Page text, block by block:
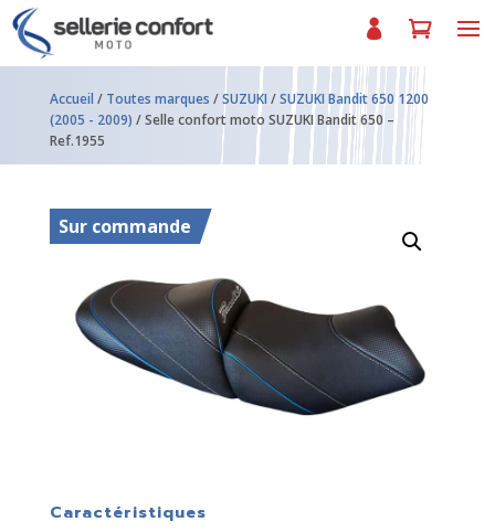
Accueil / Toutes marques /SUZUKI /SUZUKI Bandit 650 1200
(2005 - 2009) / Selle confort moto SUZUKI Bandit 650 –
Ref.1955
Sur commande
Caractéristiques